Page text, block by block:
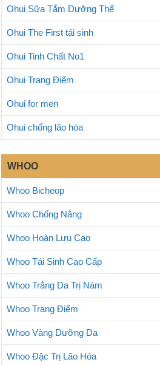
Ohui Sữa Tắm Dưỡng Thể
Ohui The First tái sinh
Ohui Tinh Chất No1
Ohui Trang Điểm
Ohui for men
Ohui chống lão hóa
WHOO
Whoo Bicheop
Whoo Chống Nắng
Whoo Hoàn Lưu Cao
Whoo Tái Sinh Cao Cấp
Whoo Trắng Da Trị Nám
Whoo Trang Điểm
Whoo Vàng Dưỡng Da
Whoo Đặc Trị Lão Hóa